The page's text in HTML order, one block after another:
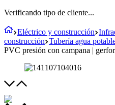
Verificando tipo de cliente...
Eléctrico y construcción
construcción Tubería agua
PVC presión con campana | gerfor